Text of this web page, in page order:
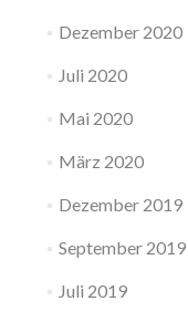
Dezember 2020
Juli 2020
Mai 2020
März 2020
Dezember 2019
September 2019
Juli 2019